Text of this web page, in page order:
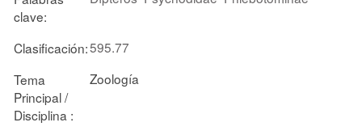
clave:
Clasificación:595.77
Tema
Principal /
Disciplina :
Zoología